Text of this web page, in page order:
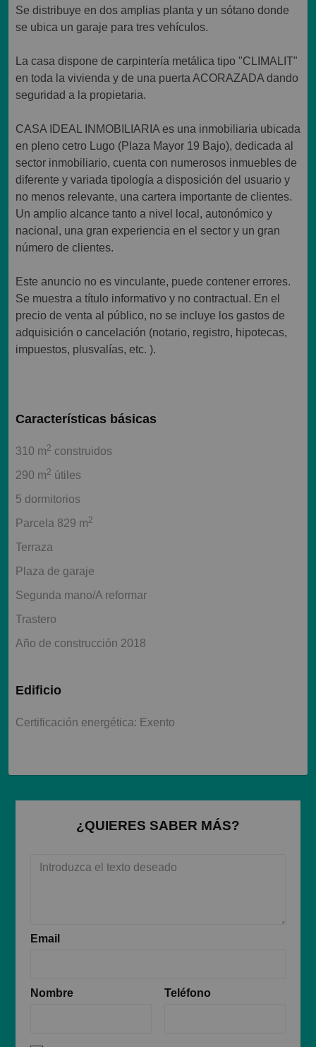
Se distribuye en dos amplias planta y un sótano donde
se ubica un garaje para tres vehículos.
La casa dispone de carpintería metálica tipo "CLIMALIT"
en toda la vivienda y de una puerta ACORAZADA dando
seguridad a la propietaria.
CASA IDEAL INMOBILIARIA es una inmobiliaria ubicada
en pleno cetro Lugo (Plaza Mayor 19 Bajo), dedicada al
sector inmobiliario, cuenta con numerosos inmuebles de
diferente y variada tipología a disposición del usuario y
no menos relevante, una cartera importante de clientes.
Un amplio alcance tanto a nivel local, autonómico y
nacional, una gran experiencia en el sector y un gran
número de clientes.
Este anuncio no es vinculante, puede contener errores.
Se muestra a título informativo y no contractual. En el
precio de venta al público, no se incluye los gastos de
adquisición o cancelación (notario, registro, hipotecas,
impuestos, plusvalías, etc. ).
Características básicas
310 m2 construidos
290 m2 útiles
5 dormitorios
Parcela 829 m2
Terraza
Plaza de garaje
Segunda mano/A reformar
Trastero
Año de construcción 2018
Edificio
Certificación energética: Exento
¿QUIERES SABER MÁS?
Email
Nombre Teléfono